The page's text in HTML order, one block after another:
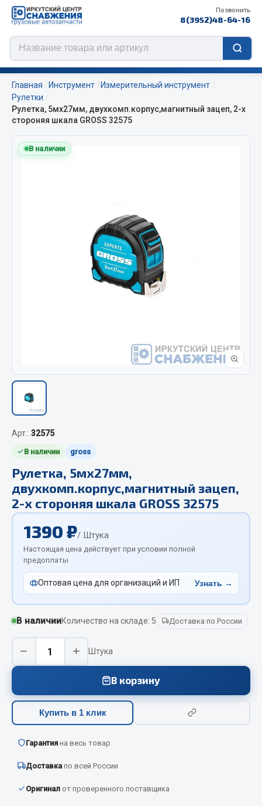
Позвонить
8(3952)48-64-16
ЦЕПИ РОССИЯ
Отопители салона, подогреватели
Автономные воздушные отопители
Автотовары
Автозвук
Автокаталоги
Аксессуары автомобильные
Аптечки и знаки автомобильные
Брызговики
Вентиляторы кабины
Вымпела
Показать ещё
Весь раздел
Смазочные материалы
Охладжающие жидкости
Технические жидкости
Весь раздел
МЕТИЗЫ
Болты
Гайки
Главная Инструмент
Измерительный инструмент
Рулетки
Рулетка, 5мх27мм, двухкомп.корпус,магнитный зацеп, 2-х
стороняя шкала GROSS 32575
В наличии
Арт.: 32575
В наличии gross
Рулетка, 5мх27мм,
двухкомп.корпус,магнитный зацеп,
2-х стороняя шкала GROSS 32575
1390 ₽/ Штука
Настоящая цена действует при условии полной
предоплаты
Оптовая цена для организаций и ИП Узнать →
В наличииКоличество на складе: 5 Доставка по России
− + Штука
В корзину
Купить в 1 клик
Гарантия на весь товар
Доставка по всей России
Оригинал от проверенного поставщика